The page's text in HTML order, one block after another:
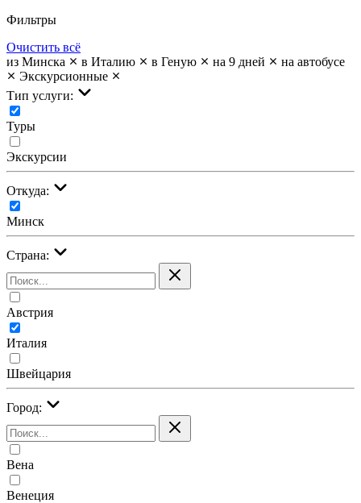
Фильтры
Очистить всё
из Минска
в Италию в Геную на 9 дней
на автобусе
Экскурсионные
Тип услуги:
Туры
Экскурсии
Откуда:
Минск
Страна:
Австрия
Италия
Швейцария
Город:
Вена
Венеция